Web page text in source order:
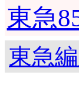
東急
東急